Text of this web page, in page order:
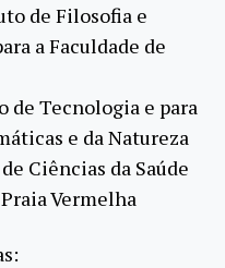
de Filosofia e
a Faculdade de
de Tecnologia e para
e da Natureza
Ciências da Saúde
Vermelha